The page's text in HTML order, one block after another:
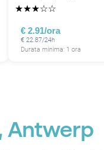
★★★☆☆
€ 2.91/ora
€ 22.87/24h
Durata minima: 1 ora
Antwerp